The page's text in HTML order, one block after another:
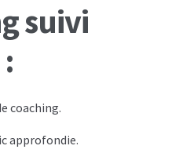
suivi
coaching.
approfondie.